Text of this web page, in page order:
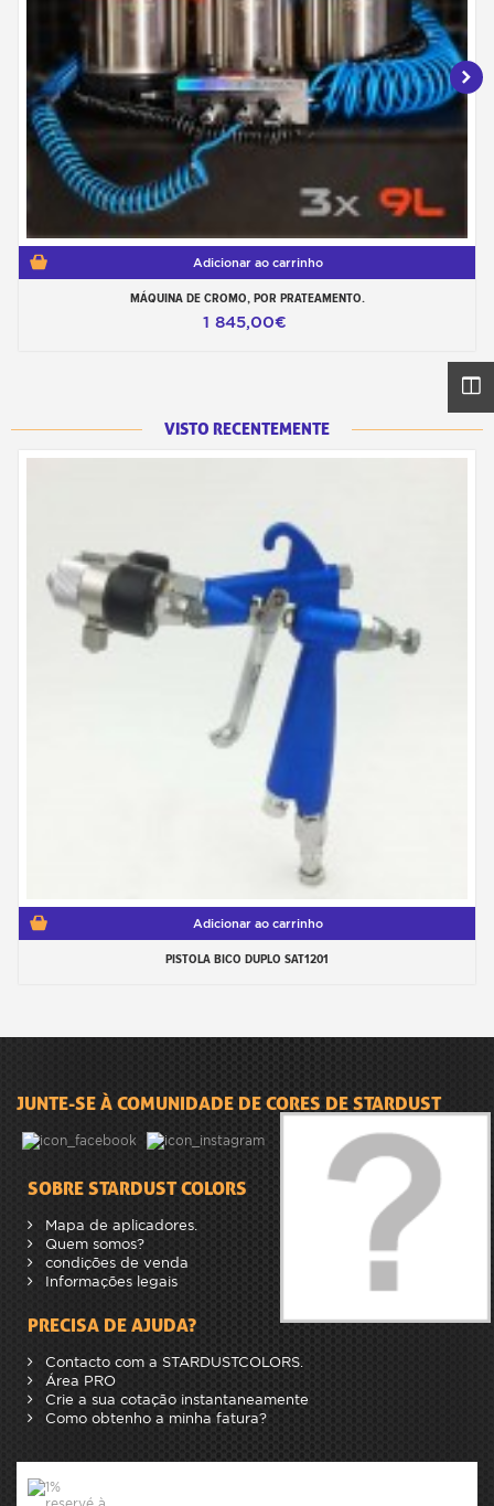
Adicionar ao carrinho
MÁQUINA DE CROMO, POR PRATEAMENTO.
1 845,00€
VISTO RECENTEMENTE
Adicionar ao carrinho
PISTOLA BICO DUPLO SAT1201
JUNTE-SE À COMUNIDADE DE CORES DE STARDUST
SOBRE STARDUST COLORS
Mapa de aplicadores.
Quem somos?
condições de venda
Informações legais
PRECISA DE AJUDA?
Contacto com a STARDUSTCOLORS.
Área PRO
Crie a sua cotação instantaneamente
Como obtenho a minha fatura?